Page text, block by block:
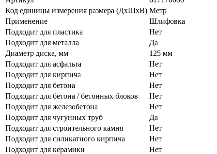
Код единицы измерения размера (ДхШхВ) Метр
Применение
Шлифовка
Подходит для пластика
Нет
Подходит для металла
Да
Диаметр диска, мм
125 мм
Подходит для асфальта
Нет
Подходит для кирпича
Нет
Подходит для бетона
Нет
Подходит для бетона / бетонных блоков
Нет
Подходит для железобетона
Нет
Подходит для чугунных труб
Да
Подходит для строительного камня
Нет
Подходит для силикатного кирпича
Нет
Подходит для керамики
Нет